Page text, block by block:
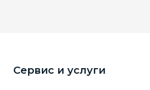
Сервис и услуги